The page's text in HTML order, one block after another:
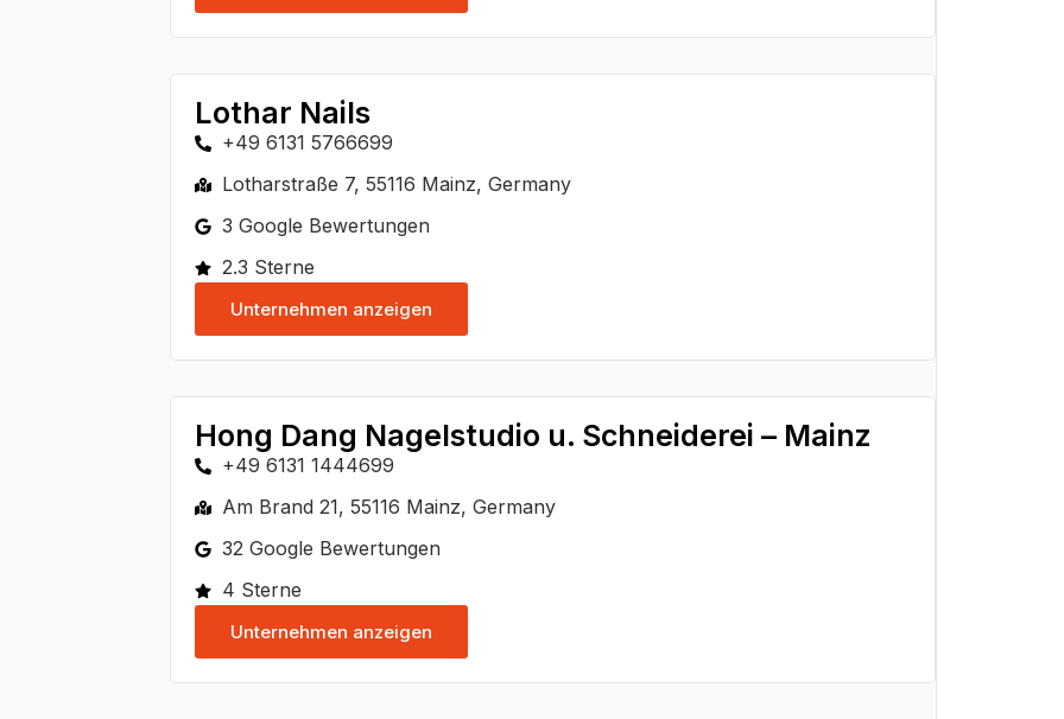
Lothar Nails
+49 6131 5766699
Lotharstraße 7, 55116 Mainz, Germany
3 Google Bewertungen
2.3 Sterne
Unternehmen anzeigen
Hong Dang Nagelstudio u. Schneiderei – Mainz
+49 6131 1444699
Am Brand 21, 55116 Mainz, Germany
32 Google Bewertungen
4 Sterne
Unternehmen anzeigen